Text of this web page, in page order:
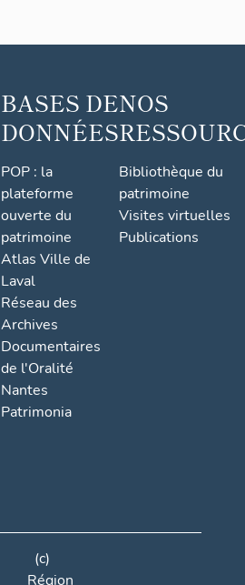
BASES DE
DONNÉES
POP : la
plateforme
ouverte du
patrimoine
Atlas Ville de
Laval
Réseau des
Archives
Documentaires
de l'Oralité
Nantes
Patrimonia
NOS
Bibliothèque du
patrimoine
Visites virtuelles
Publications
(c)
Région